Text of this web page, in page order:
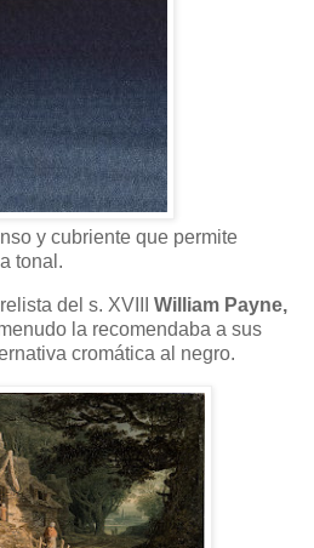
y cubriente que permite
tonal.
del s. XVIII William Payne,
la recomendaba a sus
cromática al negro.